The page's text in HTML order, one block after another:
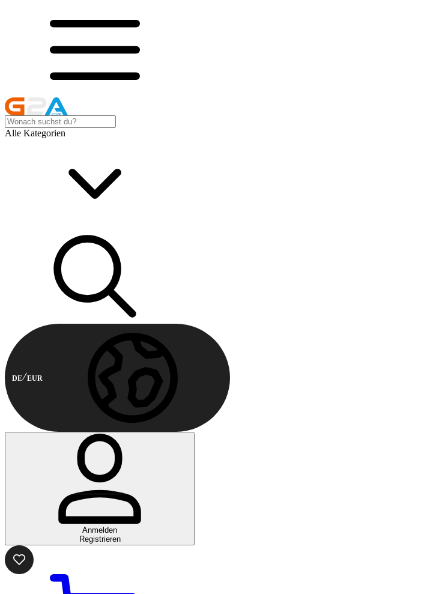
Alle Kategorien
DE EUR
Anmelden
Registrieren